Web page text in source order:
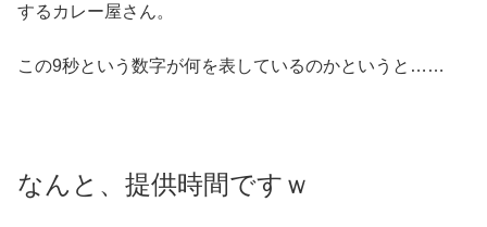
するカレー屋さん。
この9秒という数字が何を表しているのかというと……
なんと、提供時間ですｗ